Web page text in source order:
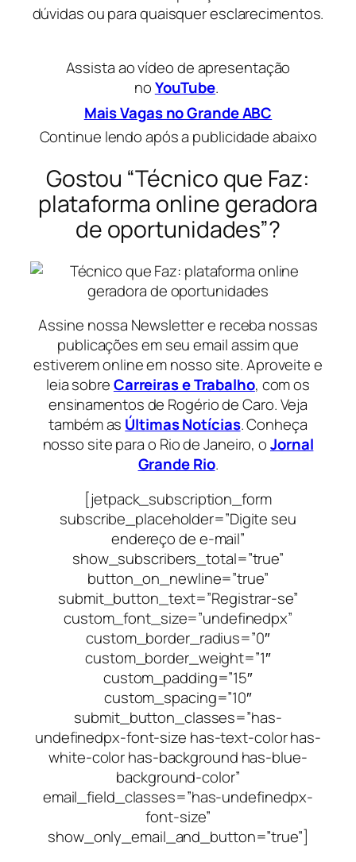
dúvidas ou para quaisquer esclarecimentos.
Assista ao vídeo de apresentação
noYouTube.
Mais Vagas no Grande ABC
Continue lendo após a publicidade abaixo
Gostou “Técnico que Faz:
plataforma online geradora
de oportunidades”?
Assine nossa Newsletter e receba nossas
publicações em seu email assim que
estiverem online em nosso site. Aproveite e
leia sobreCarreiras e Trabalho, com os
ensinamentos de Rogério de Caro. Veja
também as Últimas Notícias. Conheça
nosso site para o Rio de Janeiro, oJornal
Grande Rio.
[jetpack_subscription_form
subscribe_placeholder=”Digite seu
endereço de e-mail”
show_subscribers_total=”true”
button_on_newline=”true”
submit_button_text=”Registrar-se”
custom_font_size=”undefinedpx”
custom_border_radius=”0″
custom_border_weight=”1″
custom_padding=”15″
custom_spacing=”10″
submit_button_classes=”has-
undefinedpx-font-size has-text-color has-
white-color has-background has-blue-
background-color”
email_field_classes=”has-undefinedpx-
font-size”
show_only_email_and_button=”true”]